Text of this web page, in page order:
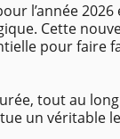
l’année
Cette
pour faire
tout au
un véritable